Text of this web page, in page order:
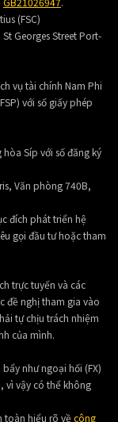
(FSC)
Georges Street Port-
vụ tài chính Nam Phi
với số giấy phép
Síp với số đăng ký
Văn phòng 740B,
đích phát triển hệ
gọi đầu tư hoặc tham
trực tuyến và các
đề nghị tham gia vào
tự chịu trách nhiệm
của mình.
như ngoại hối (FX)
vì vậy có thể không
toàn hiểu rõ về công